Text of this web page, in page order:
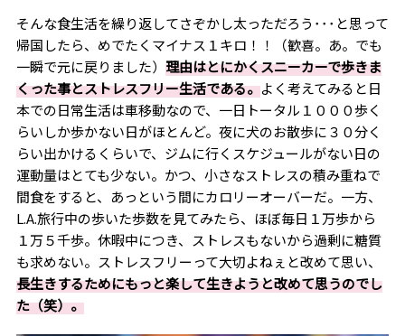
そんな食生活を繰り返してさぞかし太っただろう･･･と思って
帰国したら、めでたくマイナス１キロ！！（歓喜。あ。でも
一瞬で元に戻りました） 理由はとにかくスニーカーで歩きま
くった事とストレスフリー生活である。よく考えてみると日
本での日常生活は車移動なので、一日トータル１０００歩く
らいしか歩かない日がほとんど。夜に犬のお散歩に３０分く
らい出かけるくらいで、ジムに行くスケジュールがない日の
運動量はとても少ない。かつ、小さなストレスの積み重ねで
間食をすると、あっという間にカロリーオーバーだ。一方、
L.A.旅行中の歩いた歩数を見てみたら、ほぼ毎日１万歩から
１万５千歩。休暇中につき、ストレスもないから過剰に糖質
も求めない。ストレスフリーって大切よねぇと改めて思い、
長生きするためにもっと楽して生きようと改めて思うのでし
た（笑）。